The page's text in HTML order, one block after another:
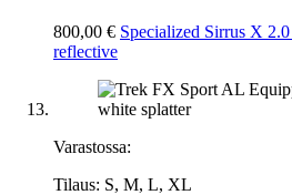
800,00 € Specialized Sirrus X
reflective
Varastossa:
Tilaus: S, M, L, XL